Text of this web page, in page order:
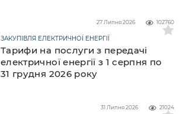
102760
27 Липня 2026
Тарифи на послуги з передачі
електричної енергії з 1 серпня по
31 грудня 2026 року
ЗАКУПІВЛЯ ЕЛЕКТРИЧНОЇ ЕНЕРГІЇ
21024
31 Липня 2026